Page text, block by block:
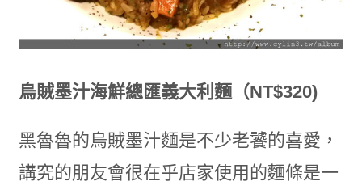
烏賊墨汁海鮮總匯義大利麵（NT$320)
黑魯魯的烏賊墨汁麵是不少老饕的喜愛，
講究的朋友會很在乎店家使用的麵條是一